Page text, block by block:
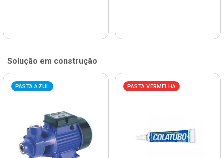
Solução em construção
PASTA AZUL PASTA VERMELHA